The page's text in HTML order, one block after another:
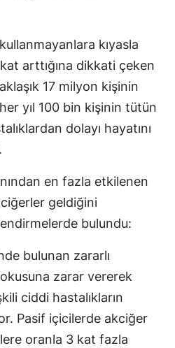
kıyasla
arttığına dikkati çeken
17 milyon kişinin
yıl 100 bin kişinin tütün
dolayı hayatını
en fazla etkilenen
geldiğini
bulundu:
bulunan zararlı
zarar vererek
ciddi hastalıkların
Pasif içicilerde akciğer
oranla 3 kat fazla